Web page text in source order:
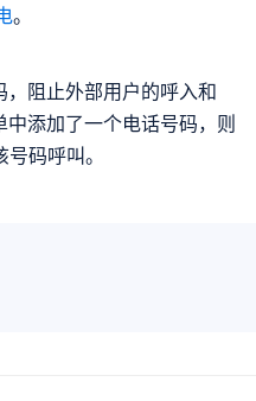
。
阻止外部用户的呼入和
中添加了一个电话号码，则
码呼叫。